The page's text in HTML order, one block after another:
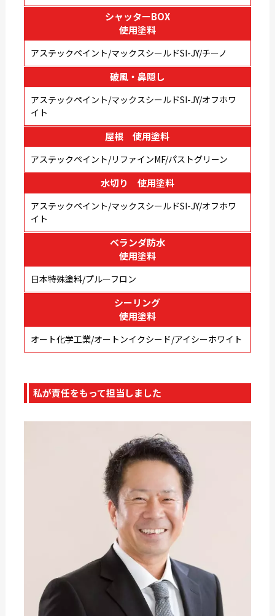
シャッターBOX
使用塗料
アステックペイント/マックスシールドSI-JY/チーノ
破風・鼻隠し
アステックペイント/マックスシールドSI-JY/オフホワ
イト
屋根 使用塗料
アステックペイント/リファインMF/パストグリーン
水切り 使用塗料
アステックペイント/マックスシールドSI-JY/オフホワ
イト
ベランダ防水
使用塗料
日本特殊塗料/プルーフロン
シーリング
使用塗料
オート化学工業/オートンイクシード/アイシーホワイト
私が責任をもって担当しました